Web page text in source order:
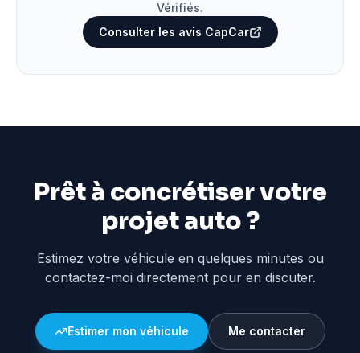
Vérifiés.
Consulter les avis CapCar
Prêt à concrétiser votre
projet auto ?
Estimez votre véhicule en quelques minutes ou
contactez-moi directement pour en discuter.
Estimer mon véhicule Me contacter